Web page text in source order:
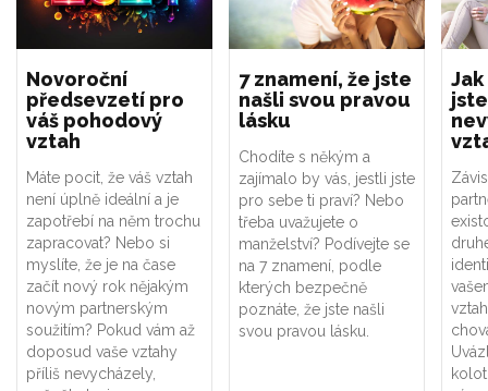
Novoroční
předsevzetí pro
váš pohodový
vztah
Máte pocit, že váš vztah
není úplně ideální a je
zapotřebí na něm trochu
zapracovat? Nebo si
myslíte, že je na čase
začít nový rok nějakým
novým partnerským
soužitím? Pokud vám až
doposud vaše vztahy
příliš nevycházely,
7 znamení, že jste
našli svou pravou
lásku
Chodíte s někým a
zajímalo by vás, jestli jste
pro sebe ti praví? Nebo
třeba uvažujete o
manželství? Podívejte se
na 7 znamení, podle
kterých bezpečně
poznáte, že jste našli
svou pravou lásku.